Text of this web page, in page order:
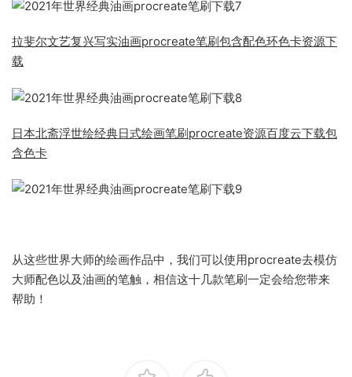
拉斐尔文艺复兴写实油画procreate笔刷包含配色环色卡资源下
载
日本北斋浮世绘经典日式绘画笔刷procreate资源百度云下载包
含色卡
从这些世界大师的绘画作品中，我们可以使用procreate去模仿
大师配色以及油画的笔触，相信这十几款笔刷一定会给您带来
帮助！